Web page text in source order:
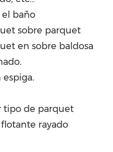
baño
sobre parquet
en sobre baldosa
tipo de parquet
rayado